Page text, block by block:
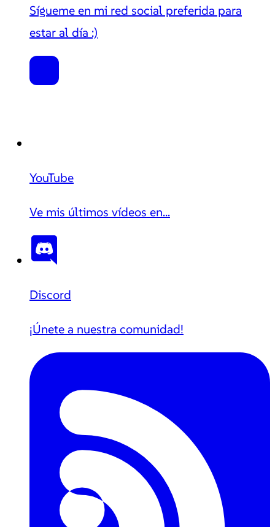
Sígueme en mi red social preferida para
estar al día :)
YouTube
Ve mis últimos vídeos en...
Discord
¡Únete a nuestra comunidad!